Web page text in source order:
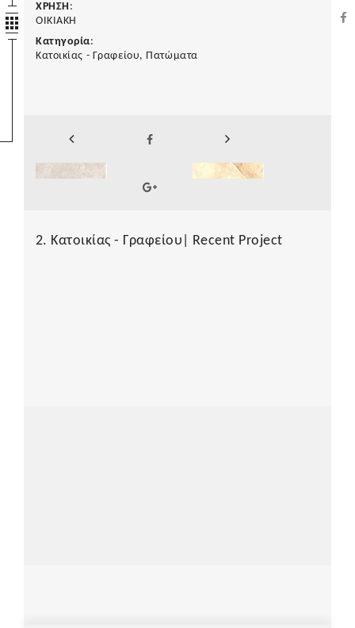
ΧΡΗΣΗ :
ΟΙΚΙΑΚΗ
Κατηγορία:
Κατοικίας - Γραφείου, Πατώματα
2. Κατοικίας - Γραφείου| Recent Project